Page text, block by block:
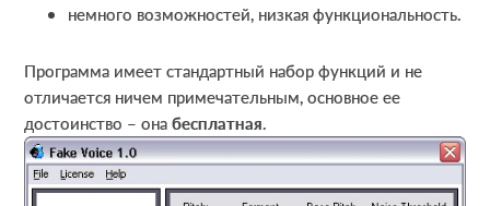
немного возможностей, низкая функциональность.
Программа имеет стандартный набор функций и не
отличается ничем примечательным, основное ее
достоинство – онабесплатная.